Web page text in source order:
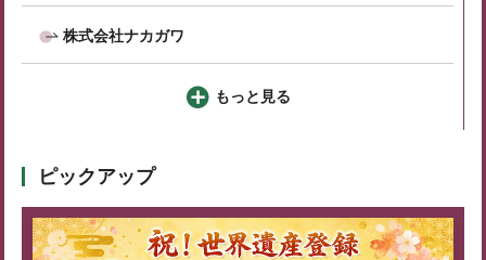
株式会社ナカガワ
もっと見る
ピックアップ